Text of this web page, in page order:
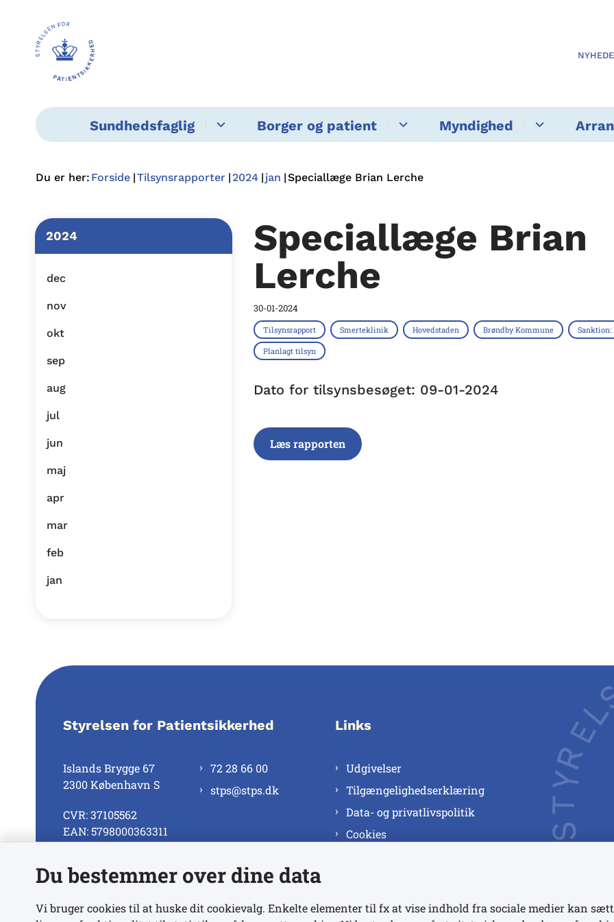
Sundhedsfaglig Borger og patient Myndighed
Du er her: Forside Tilsynsrapporter 2024 jan Speciallæge Brian Lerche
2024
dec
nov
okt
sep
aug
jul
jun
maj
apr
mar
feb
jan
Speciallæge Brian
Lerche
30-01-2024
Tilsynsrapport Smerteklinik Hovedstaden Brøndby Kommune Sanktion:
Planlagt tilsyn
Dato for tilsynsbesøget: 09-01-2024
Læs rapporten
Styrelsen for Patientsikkerhed
Islands Brygge 67
2300 København S
CVR: 37105562
EAN: 5798000363311
72 28 66 00
stps@stps.dk
Se alle kontaktnumre
Links
Udgivelser
Tilgængelighedserklæring
Data- og privatlivspolitik
Cookies
Du bestemmer over dine data
Vi bruger cookies til at huske dit cookievalg. Enkelte elementer til fx at vise indhold fra sociale medier kan